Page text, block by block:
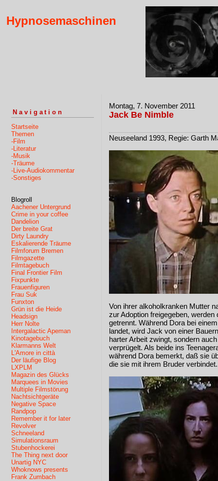
Hypnosemaschinen
Navigation
Startseite
Themen
-Film
-Literatur
-Musik
-Träume
-Live-Audiokommentar
-Sonstiges
Blogroll
Aachener Untergrund
Crime in your coffee
Dandelion
Der breite Grat
Dirty Laundry
Eskalierende Träume
Filmforum Bremen
Filmgazette
Filmtagebuch
Final Frontier Film
Fixpunkte
Frauenfiguren
Frau Suk
Funxton
Grün ist die Heide
Headsign
Herr Nolte
Intergalactic Apeman
Kinotagebuch
Klarmanns Welt
L'Amore in città
Der läufige Blog
LXPLM
Magazin des Glücks
Marquees in Movies
Multiple Filmstörung
Nachtsichtgeräte
Negative Space
Randpop
Remember it for later
Revolver
Schneeland
Simulationsraum
Stubenhockerei
The Thing next door
Unartig NYC
Whoknows presents
Frank Zumbach
Montag, 7. November 2011
Jack Be Nimble
Neuseeland 1993, Regie: Garth
Von ihrer alkoholkranken Mutter
zur Adoption freigegeben,
getrennt. Während Dora bei
landet, wird Jack von einer
harter Arbeit zwingt, sondern
verprügelt. Als beide ins
während Dora bemerkt, daß sie
die sie mit ihrem Bruder